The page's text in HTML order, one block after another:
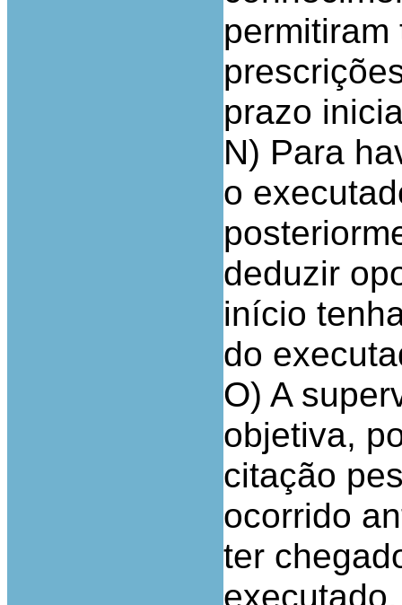
prazo
N) Para
o
deduzir
início
do
O) A
objetiva,
citação
ocorrido
ter
executado.